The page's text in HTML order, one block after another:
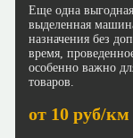
Еще одна
выделенная
назначения без
время,
особенно важно
товаров.
от 10 руб/км